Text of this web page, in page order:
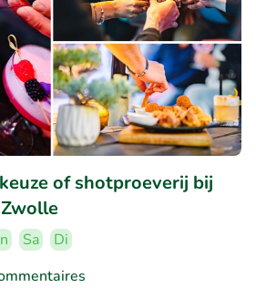
of shotproeverij bij
Sa
Di